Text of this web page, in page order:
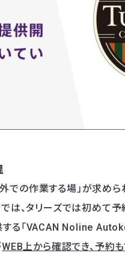
の作業する場」が求めら
は、タリーズでは初めて
る「VACAN Noline
WEB上から確認でき、予約